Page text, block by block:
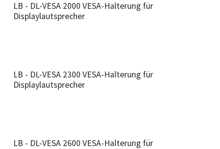
LB - DL-VESA 2000 VESA-Halterung für
Displaylautsprecher
LB - DL-VESA 2300 VESA-Halterung für
Displaylautsprecher
LB - DL-VESA 2600 VESA-Halterung für